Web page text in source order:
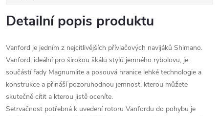
Detailní popis produktu
Vanford je jedním z nejcitlivějších přívlačových navijáků Shimano.
Vanford, ideální pro širokou škálu stylů jemného rybolovu, je
součástí řady Magnumlite a posouvá hranice lehké technologie a
konstrukce a přináší pozoruhodnou jemnost, kterou můžete
skutečně cítit a kterou jistě oceníte.
Setrvačnost potřebná k uvedení rotoru Vanfordu do pohybu je